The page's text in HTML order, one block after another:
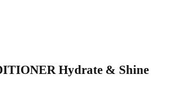
Hydrate & Shine